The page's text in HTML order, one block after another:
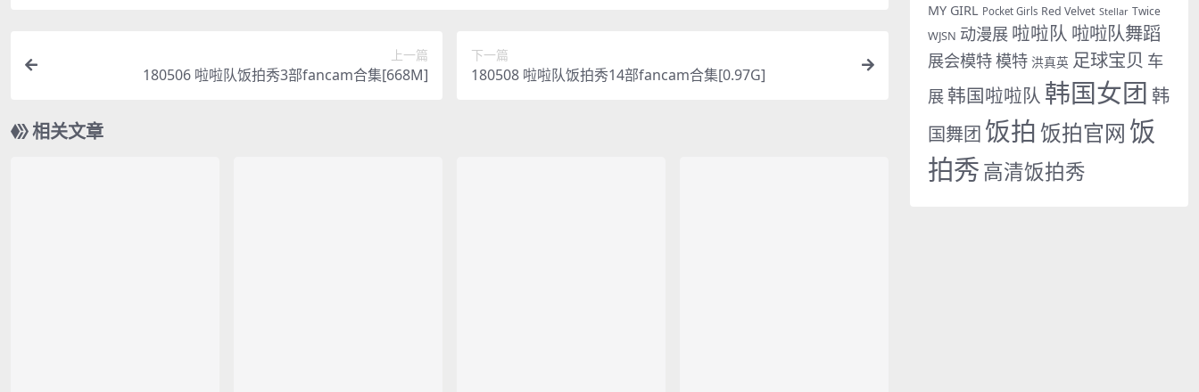
上一篇
180506 啦啦队饭拍秀3部fancam合集[668M]
下一篇
180508 啦啦队饭拍秀14部fancam合集[0.97G]
相关文章
MY GIRL Pocket Girls Red Velvet Stellar Twice
WJSN 动漫展 啦啦队 啦啦队舞蹈
展会模特模特 洪真英 足球宝贝 车
展韩国啦啦队 韩国女团 韩
国舞团 饭拍饭拍官网 饭
拍秀高清饭拍秀